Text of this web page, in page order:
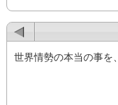
世界情勢の本当の事を